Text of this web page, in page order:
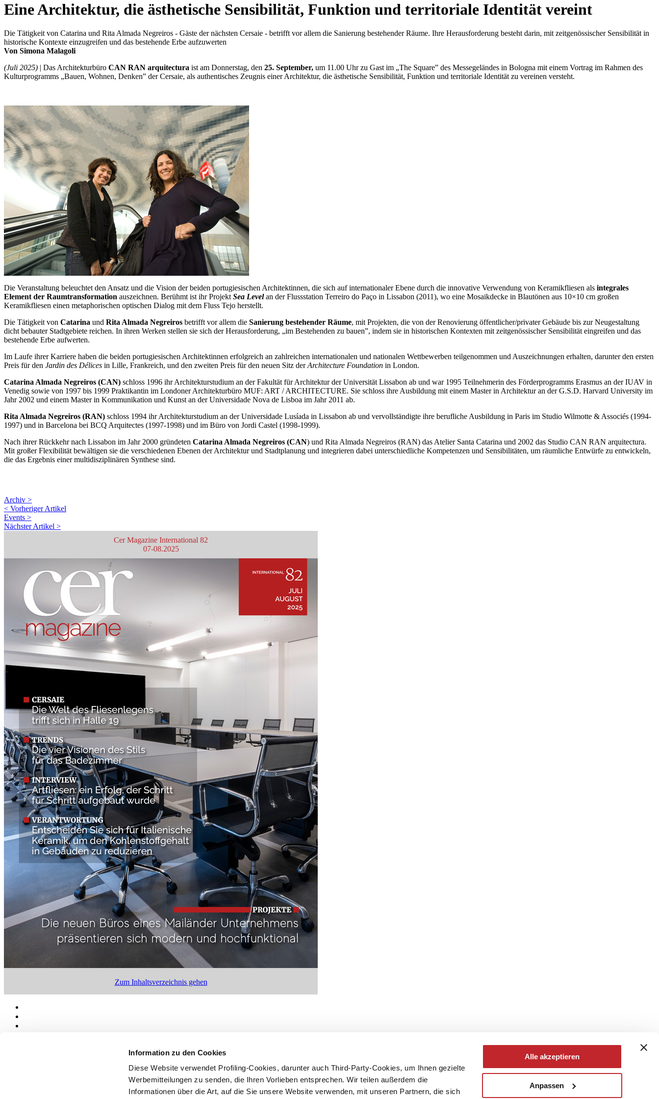
Information zu den Cookies
Diese Website verwendet Profiling-Cookies, darunter auch Third-Party-Cookies, um Ihnen gezielte
Werbemitteilungen zu senden, die Ihren Vorlieben entsprechen. Wir teilen außerdem die
Informationen über die Art, auf die Sie unsere Website verwenden, mit unseren Partnern, die sich
Alle akzeptieren
Anpassen
Eine Architektur, die ästhetische Sensibilität, Funktion und territoriale Identität vereint
Die Tätigkeit von Catarina und Rita Almada Negreiros - Gäste der nächsten Cersaie - betrifft vor allem die Sanierung bestehender Räume. Ihre Herausforderung besteht darin, mit zeitgenössischer Sensibilität in
historische Kontexte einzugreifen und das bestehende Erbe aufzuwerten
Von Simona Malagoli
(Juli 2025) | Das Architekturbüro CAN RAN arquitectura ist am Donnerstag, den 25. September, um 11.00 Uhr zu Gast im „The Square” des Messegeländes in Bologna mit einem Vortrag im Rahmen des
Kulturprogramms „Bauen, Wohnen, Denken” der Cersaie, als authentisches Zeugnis einer Architektur, die ästhetische Sensibilität, Funktion und territoriale Identität zu vereinen versteht.
Die Veranstaltung beleuchtet den Ansatz und die Vision der beiden portugiesischen Architektinnen, die sich auf internationaler Ebene durch die innovative Verwendung von Keramikfliesen als integrales
Element der Raumtransformation auszeichnen. Berühmt ist ihr ProjektSea Levelan der Flussstation Terreiro do Paço in Lissabon (2011), wo eine Mosaikdecke in Blautönen aus 10×10 cm großen
Keramikfliesen einen metaphorischen optischen Dialog mit dem Fluss Tejo herstellt.
Die Tätigkeit von Catarina und Rita Almada Negreiros betrifft vor allem die Sanierung bestehender Räume, mit Projekten, die von der Renovierung öffentlicher/privater Gebäude bis zur Neugestaltung
dicht bebauter Stadtgebiete reichen. In ihren Werken stellen sie sich der Herausforderung, „im Bestehenden zu bauen”, indem sie in historischen Kontexten mit zeitgenössischer Sensibilität eingreifen und das
bestehende Erbe aufwerten.
Im Laufe ihrer Karriere haben die beiden portugiesischen Architektinnen erfolgreich an zahlreichen internationalen und nationalen Wettbewerben teilgenommen und Auszeichnungen erhalten, darunter den ersten
Preis für den Jardin des Délices in Lille, Frankreich, und den zweiten Preis für den neuen Sitz derArchitecture Foundation in London.
Catarina Almada Negreiros (CAN) schloss 1996 ihr Architekturstudium an der Fakultät für Architektur der Universität Lissabon ab und war 1995 Teilnehmerin des Förderprogramms Erasmus an der IUAV in
Venedig sowie von 1997 bis 1999 Praktikantin im Londoner Architekturbüro MUF: ART / ARCHITECTURE. Sie schloss ihre Ausbildung mit einem Master in Architektur an der G.S.D. Harvard University im
Jahr 2002 und einem Master in Kommunikation und Kunst an der Universidade Nova de Lisboa im Jahr 2011 ab.
Rita Almada Negreiros (RAN) schloss 1994 ihr Architekturstudium an der Universidade Lusíada in Lissabon ab und vervollständigte ihre berufliche Ausbildung in Paris im Studio Wilmotte & Associés (1994-
1997) und in Barcelona bei BCQ Arquitectes (1997-1998) und im Büro von Jordi Castel (1998-1999).
Nach ihrer Rückkehr nach Lissabon im Jahr 2000 gründeten Catarina Almada Negreiros (CAN) und Rita Almada Negreiros (RAN) das Atelier Santa Catarina und 2002 das Studio CAN RAN arquitectura.
Mit großer Flexibilität bewältigen sie die verschiedenen Ebenen der Architektur und Stadtplanung und integrieren dabei unterschiedliche Kompetenzen und Sensibilitäten, um räumliche Entwürfe zu entwickeln,
die das Ergebnis einer multidisziplinären Synthese sind.
Archiv >
< Vorheriger Artikel
Events >
Nächster Artikel >
Cer Magazine International 82
07-08.2025
Zum Inhaltsverzeichnis gehen